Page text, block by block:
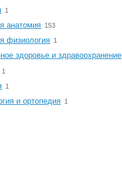
1
анатомия 153
физиология 1
здоровье и здравоохранение
1
1
и ортопедия 1